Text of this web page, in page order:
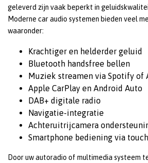
geleverd zijn vaak beperkt in
Moderne car audio systemen bieden veel
waaronder:
Krachtiger en helderder geluid
Bluetooth handsfree bellen
Muziek streamen via Spotify of
Apple CarPlay en Android Auto
DAB+ digitale radio
Navigatie-integratie
Achteruitrijcamera
Smartphone bediening via
Door uw autoradio of multimedia systeem